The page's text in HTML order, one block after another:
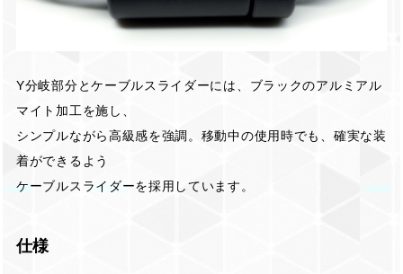
Y分岐部分とケーブルスライダーには、ブラックのアルミアル
マイト加工を施し、
シンプルながら高級感を強調。移動中の使用時でも、確実な装
着ができるよう
ケーブルスライダーを採用しています。
仕様